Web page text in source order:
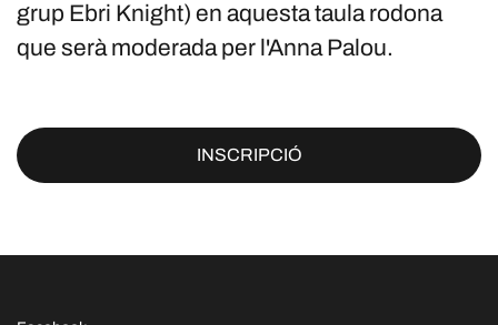
grup Ebri Knight) en aquesta taula rodona
que serà moderada per l'Anna Palou.
INSCRIPCIÓ